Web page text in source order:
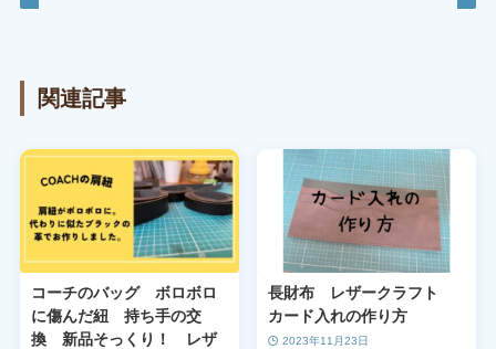
関連記事
コーチのバッグ ボロボロ
に傷んだ紐 持ち手の交
換 新品そっくり！ レザ
長財布 レザークラフト
カード入れの作り方
2023年11月23日